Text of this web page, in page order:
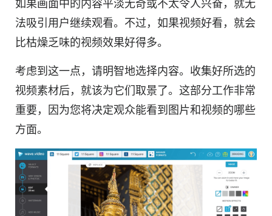
如果画面中的内容平淡无奇或不太令人兴奋，就无
法吸引用户继续观看。不过，如果视频好看，就会
比枯燥乏味的视频效果好得多。
考虑到这一点，请明智地选择内容。收集好所选的
视频素材后，就该为它们取景了。这部分工作非常
重要，因为您将决定观众能看到图片和视频的哪些
方面。